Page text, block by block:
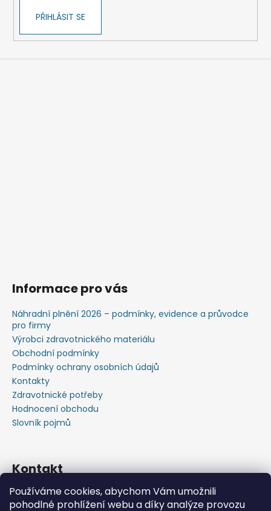
Používáme cookies, abychom Vám umožnili
pohodlné prohlížení webu a díky analýze provozu
PŘIHLÁSIT SE
Informace pro vás
Náhradní plnění 2026 – podmínky, evidence a průvodce
pro firmy
Výrobci zdravotnického materiálu
Obchodní podmínky
Podmínky ochrany osobních údajů
Kontakty
Zdravotnické potřeby
Hodnocení obchodu
Slovník pojmů
Kontakt
+420603583759 ,+420734720049
https://www.facebook.com/profile.php?id=615793934